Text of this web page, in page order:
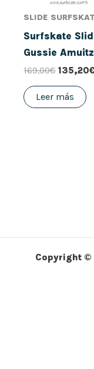
SLIDE
Surfskate
Gussie Amuitz
169,00€ 135,20
Leer más
Copyright ©